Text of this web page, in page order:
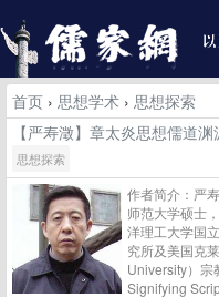
首页 › 思想学术 › 思想探索
【严寿澂】章太炎思想儒道
思想探索
作者简介：严
师范大学硕士
洋理工大学国
究所及美国克
University）宗
Signifying